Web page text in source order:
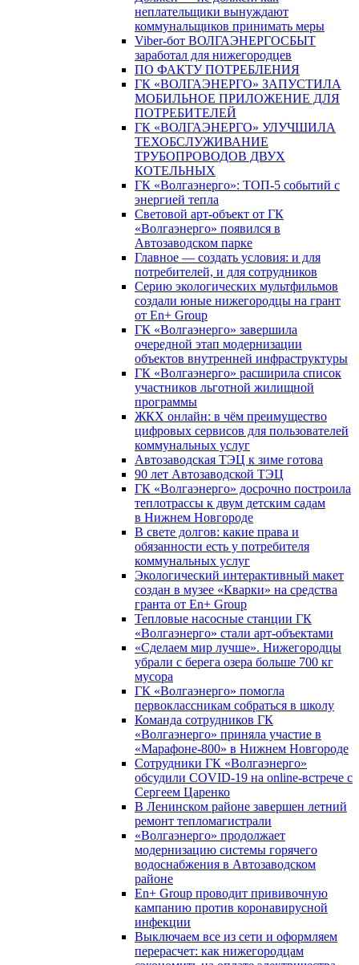
неплательщики вынуждают
коммунальщиков принимать меры
Viber-бот ВОЛГАЭНЕРГОСБЫТ
заработал для нижегородцев
ПО ФАКТУ ПОТРЕБЛЕНИЯ
ГК «ВОЛГАЭНЕРГО» ЗАПУСТИЛА
МОБИЛЬНОЕ ПРИЛОЖЕНИЕ ДЛЯ
ПОТРЕБИТЕЛЕЙ
ГК «ВОЛГАЭНЕРГО» УЛУЧШИЛА
ТЕХОБСЛУЖИВАНИЕ
ТРУБОПРОВОДОВ ДВУХ
КОТЕЛЬНЫХ
ГК «Волгаэнерго»: ТОП-5 событий с
энергией тепла
Световой арт-объект от ГК
«Волгаэнерго» появился в
Автозаводском парке
Главное — создать условия: и для
потребителей, и для сотрудников
Серию экологических мультфильмов
создали юные нижегородцы на грант
от En+ Group
ГК «Волгаэнерго» завершила
очередной этап модернизации
объектов внутренней инфраструктуры
ГК «Волгаэнерго» расширила список
участников льготной жилищной
программы
ЖКХ онлайн: в чём преимущество
цифровых сервисов для пользователей
коммунальных услуг
Автозаводская ТЭЦ к зиме готова
90 лет Автозаводской ТЭЦ
ГК «Волгаэнерго» досрочно построила
теплотрассы к двум детским садам
в Нижнем Новгороде
В свете долгов: какие права и
обязанности есть у потребителя
коммунальных услуг
Экологический интерактивный макет
создан в музее «Кварки» на средства
гранта от En+ Group
Тепловые насосные станции ГК
«Волгаэнерго» стали арт-объектами
«Сделаем мир лучше». Нижегородцы
убрали с берега озера больше 700 кг
мусора
ГК «Волгаэнерго» помогла
первоклассникам собраться в школу
Команда сотрудников ГК
«Волгаэнерго» приняла участие в
«Марафоне-800» в Нижнем Новгороде
Сотрудники ГК «Волгаэнерго»
обсудили COVID-19 на online-встрече с
Сергеем Царенко
В Ленинском районе завершен летний
ремонт тепломагистрали
«Волгаэнерго» продолжает
модернизацию системы горячего
водоснабжения в Автозаводском
районе
En+ Group проводит прививочную
кампанию против коронавирусной
инфекции
Выключаем все из сети и оформляем
перерасчет: как нижегородцам